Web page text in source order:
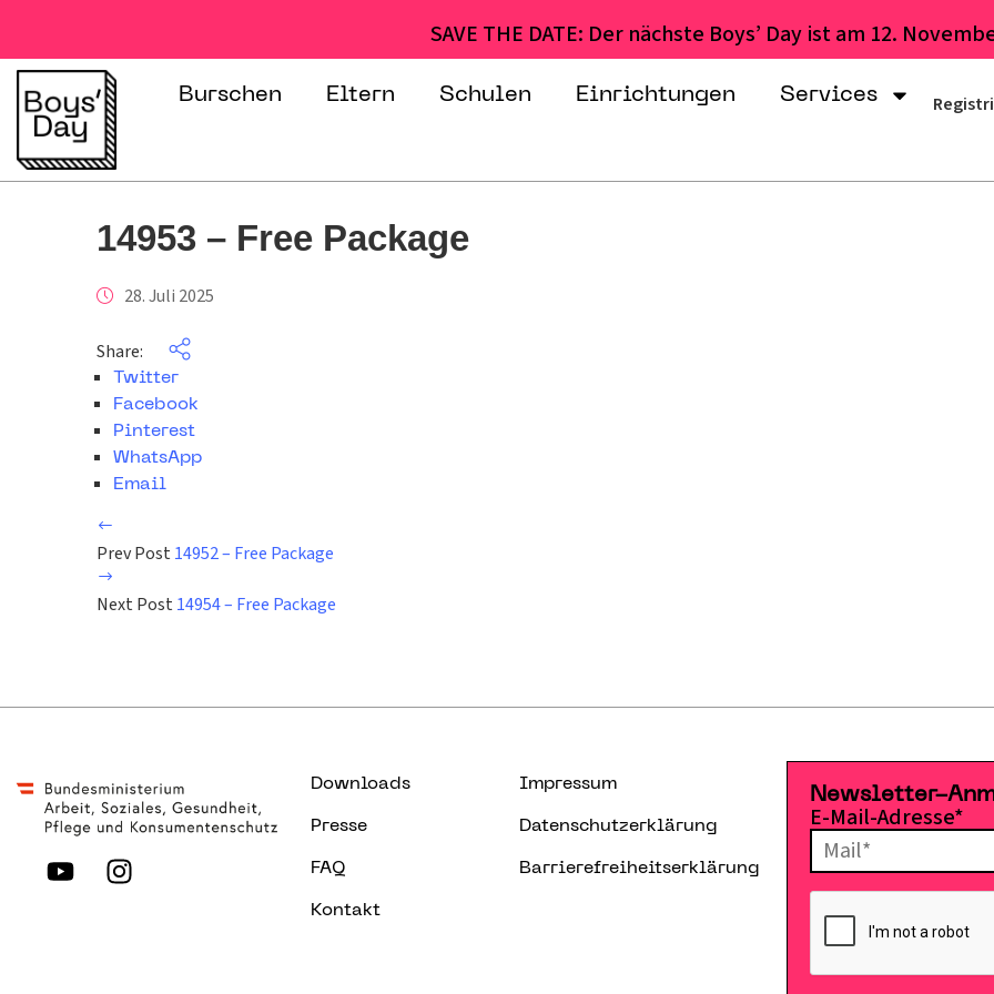
SAVE THE DATE: Der nächste Boys’ Day ist am 12.
Burschen Eltern Schulen Einrichtungen Services
14953 – Free Package
28. Juli 2025
Share:
Twitter
Facebook
Pinterest
WhatsApp
Email
Prev Post 14952 – Free Package
Next Post 14954 – Free Package
Downloads
Presse
FAQ
Kontakt
Impressum
Datenschutzerklärung
Barrierefreiheitserklärung
Newsletter-
E-Mail-Adresse*